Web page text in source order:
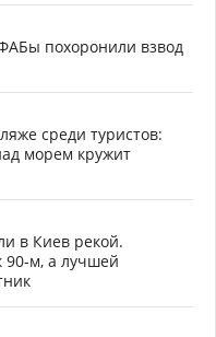
похоронили взвод
среди туристов:
морем кружит
в Киев рекой.
90-м, а лучшей